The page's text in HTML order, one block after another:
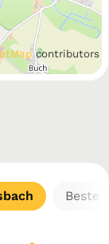
contributors
Beste